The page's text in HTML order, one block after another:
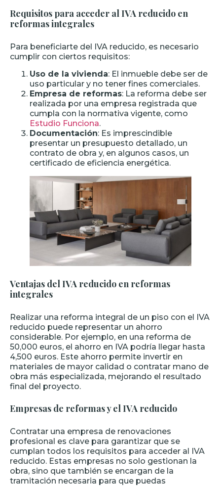
Requisitos para acceder al IVA reducido en
reformas integrales
Para beneficiarte del IVA reducido, es necesario
cumplir con ciertos requisitos:
Uso de la vivienda: El inmueble debe ser de
uso particular y no tener fines comerciales.
Empresa de reformas: La reforma debe ser
realizada por una empresa registrada que
cumpla con la normativa vigente, como
Estudio Funciona.
Documentación: Es imprescindible
presentar un presupuesto detallado, un
contrato de obra y, en algunos casos, un
certificado de eficiencia energética.
Ventajas del IVA reducido en reformas
integrales
Realizar una reforma integral de un piso con el IVA
reducido puede representar un ahorro
considerable. Por ejemplo, en una reforma de
50,000 euros, el ahorro en IVA podría llegar hasta
4,500 euros. Este ahorro permite invertir en
materiales de mayor calidad o contratar mano de
obra más especializada, mejorando el resultado
final del proyecto.
Empresas de reformas y el IVA reducido
Contratar una empresa de renovaciones
profesional es clave para garantizar que se
cumplan todos los requisitos para acceder al IVA
reducido. Estas empresas no solo gestionan la
obra, sino que también se encargan de la
tramitación necesaria para que puedas